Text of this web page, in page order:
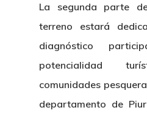
La segunda parte
terreno estará
diagnóstico
potencialidad
comunidades
departamento de